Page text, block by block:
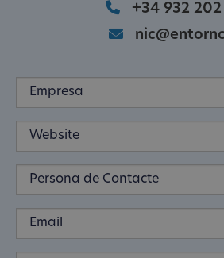
+34 932 202